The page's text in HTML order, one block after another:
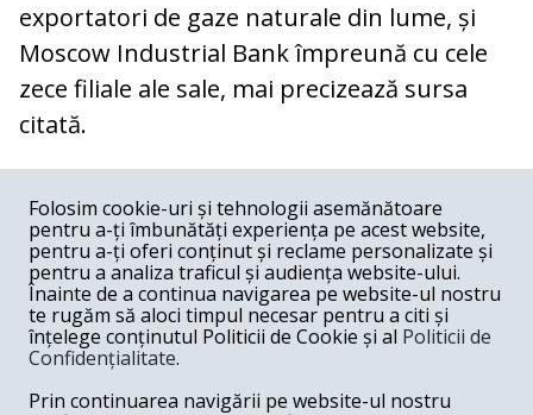
exportatori de gaze naturale din lume, și
Moscow Industrial Bank împreună cu cele
zece filiale ale sale, mai precizează sursa
citată.
COMENTARII
Nume
Email
Folosim cookie-uri și tehnologii asemănătoare
pentru a-ți îmbunătăți experiența pe acest website,
pentru a-ți oferi conținut și reclame personalizate și
pentru a analiza traficul și audiența website-ului.
Înainte de a continua navigarea pe website-ul nostru
te rugăm să aloci timpul necesar pentru a citi și
înțelege conținutul Politicii de Cookie și al Politicii de
Confidențialitate.
Prin continuarea navigării pe website-ul nostru